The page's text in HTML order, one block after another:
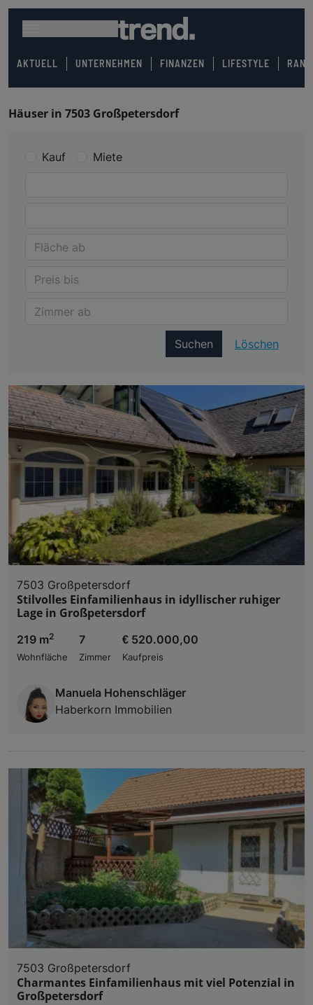
AKTUELL UNTERNEHMEN FINANZEN LIFESTYLE
Häuser in 7503 Großpetersdorf
Kauf Miete
Suchen Löschen
7503 Großpetersdorf
Stilvolles Einfamilienhaus in idyllischer ruhiger
Lage in Großpetersdorf
219 m2
Wohnfläche
7
Zimmer
€ 520.000,00
Kaufpreis
Manuela Hohenschläger
Haberkorn Immobilien
7503 Großpetersdorf
Charmantes Einfamilienhaus mit viel Potenzial in
Großpetersdorf